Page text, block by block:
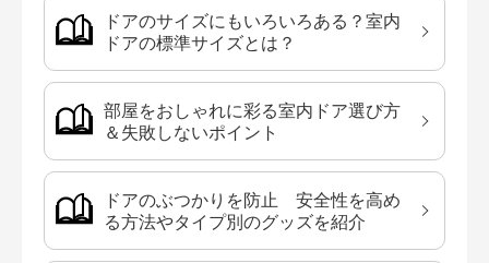
ドアのサイズにもいろいろある？室内
ドアの標準サイズとは？
部屋をおしゃれに彩る室内ドア選び方
＆失敗しないポイント
ドアのぶつかりを防止 安全性を高め
る方法やタイプ別のグッズを紹介